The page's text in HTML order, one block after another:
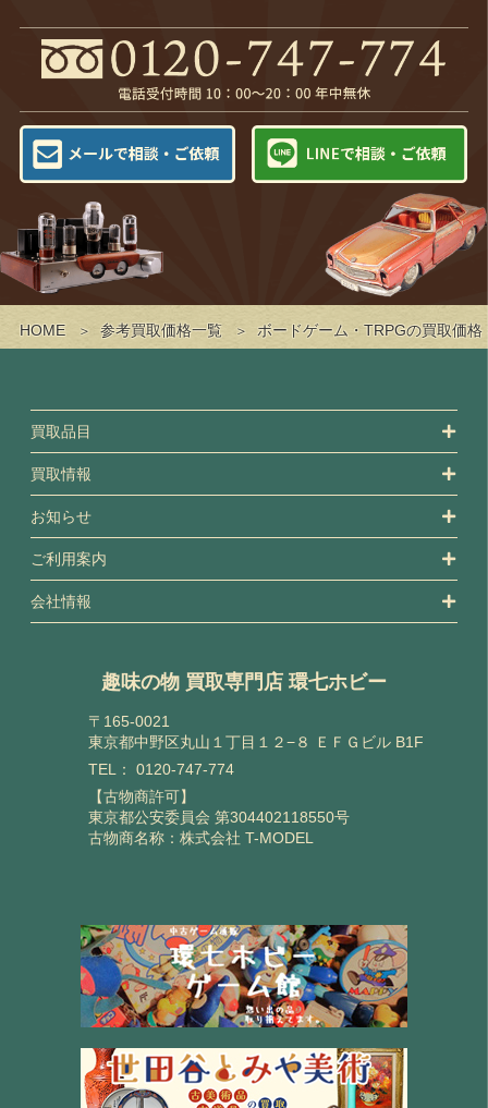
HOME 参考買取価格一覧 ボードゲーム・TRPGの買取価格
買取品目
買取情報
お知らせ
ご利用案内
会社情報
趣味の物 買取専門店 環七ホビー
〒165-0021
東京都中野区丸山１丁目１２−８ ＥＦＧビル B1F
TEL： 0120-747-774
【古物商許可】
東京都公安委員会 第304402118550号
古物商名称：株式会社 T-MODEL